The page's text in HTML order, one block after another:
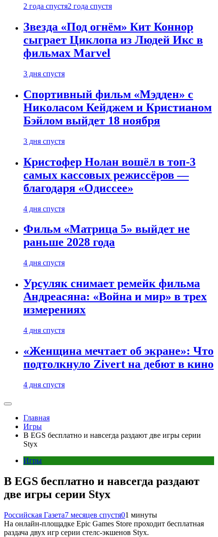
2 года спустя2 года спустя
Звезда «Под огнём» Кит Коннор
сыграет Циклопа из Людей Икс в
фильмах Marvel
3 дня спустя
Спортивный фильм «Мэдден» с
Николасом Кейджем и Кристианом
Бэйлом выйдет 18 ноября
3 дня спустя
Кристофер Нолан вошёл в топ-3
самых кассовых режиссёров —
благодаря «Одиссее»
4 дня спустя
Фильм «Матрица 5» выйдет не
раньше 2028 года
4 дня спустя
Урсуляк снимает ремейк фильма
Андреасяна: «Война и мир» в трех
измерениях
4 дня спустя
«Женщина мечтает об экране»: Что
подтолкнуло Zivert на дебют в кино
4 дня спустя
Главная
Игры
В EGS бесплатно и навсегда раздают две игры серии
Styx
Игры
В EGS бесплатно и навсегда раздают
две игры серии Styx
Российская Газета7 месяцев спустя01 минуты
На онлайн-площадке Epic Games Store проходит бесплатная
раздача двух игр серии стелс-экшенов Styx.